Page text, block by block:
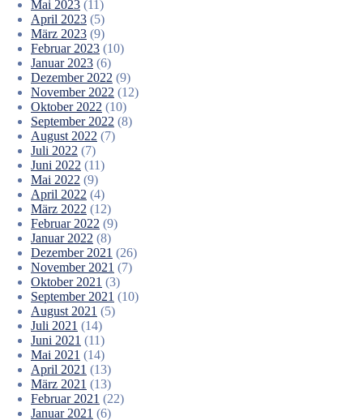
Mai 2023 (11)
April 2023 (5)
März 2023 (9)
Februar 2023 (10)
Januar 2023 (6)
Dezember 2022 (9)
November 2022 (12)
Oktober 2022 (10)
September 2022 (8)
August 2022 (7)
Juli 2022 (7)
Juni 2022 (11)
Mai 2022 (9)
April 2022 (4)
März 2022 (12)
Februar 2022 (9)
Januar 2022 (8)
Dezember 2021 (26)
November 2021 (7)
Oktober 2021 (3)
September 2021 (10)
August 2021 (5)
Juli 2021 (14)
Juni 2021 (11)
Mai 2021 (14)
April 2021 (13)
März 2021 (13)
Februar 2021 (22)
Januar 2021 (6)